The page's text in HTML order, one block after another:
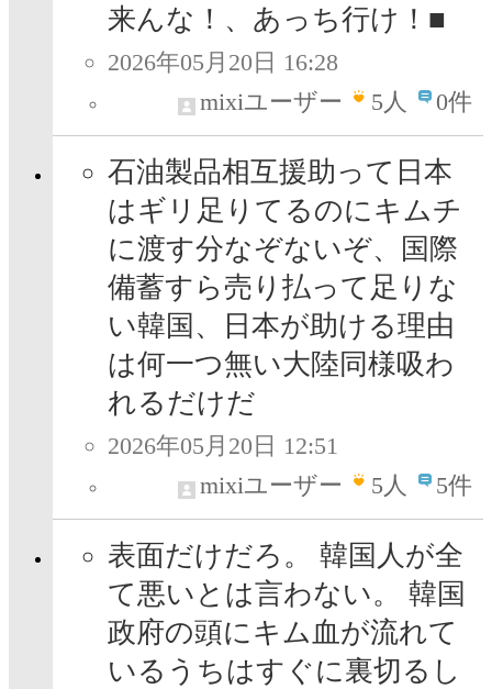
来んな！、あっち行け！■
2026年05月20日 16:28
mixiユーザー
5人 0件
石油製品相互援助って日本
はギリ足りてるのにキムチ
に渡す分なぞないぞ、国際
備蓄すら売り払って足りな
い韓国、日本が助ける理由
は何一つ無い大陸同様吸わ
れるだけだ
2026年05月20日 12:51
mixiユーザー
5人 5件
表面だけだろ。 韓国人が全
て悪いとは言わない。 韓国
政府の頭にキム血が流れて
いるうちはすぐに裏切るし